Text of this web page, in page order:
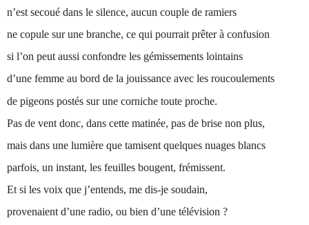
n’est secoué dans le silence, aucun couple de ramiers
ne copule sur une branche, ce qui pourrait prêter à confusion
si l’on peut aussi confondre les gémissements lointains
d’une femme au bord de la jouissance avec les roucoulements
de pigeons postés sur une corniche toute proche.
Pas de vent donc, dans cette matinée, pas de brise non plus,
mais dans une lumière que tamisent quelques nuages blancs
parfois, un instant, les feuilles bougent, frémissent.
Et si les voix que j’entends, me dis-je soudain,
provenaient d’une radio, ou bien d’une télévision ?